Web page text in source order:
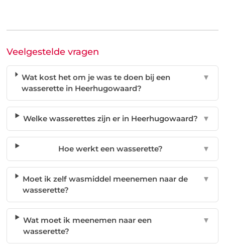
Veelgestelde vragen
Wat kost het om je was te doen bij een
wasserette in Heerhugowaard?
▼
Welke wasserettes zijn er in Heerhugowaard? ▼
Hoe werkt een wasserette? ▼
Moet ik zelf wasmiddel meenemen naar de
wasserette?
▼
Wat moet ik meenemen naar een
wasserette?
▼